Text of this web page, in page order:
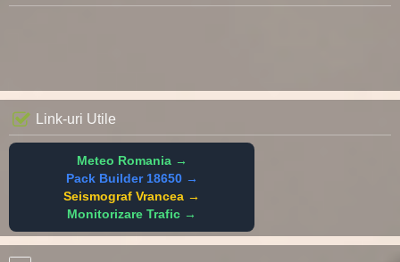
Link-uri Utile
Meteo Romania →
Pack Builder 18650 →
Seismograf Vrancea →
Monitorizare Trafic →